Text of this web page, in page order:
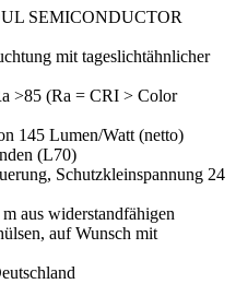
SEMICONDUCTOR
mit tageslichtähnlicher
>85 (Ra = CRI > Color
145 Lumen/Watt (netto)
(L70)
Schutzkleinspannung 24
aus widerstandfähigen
auf Wunsch mit